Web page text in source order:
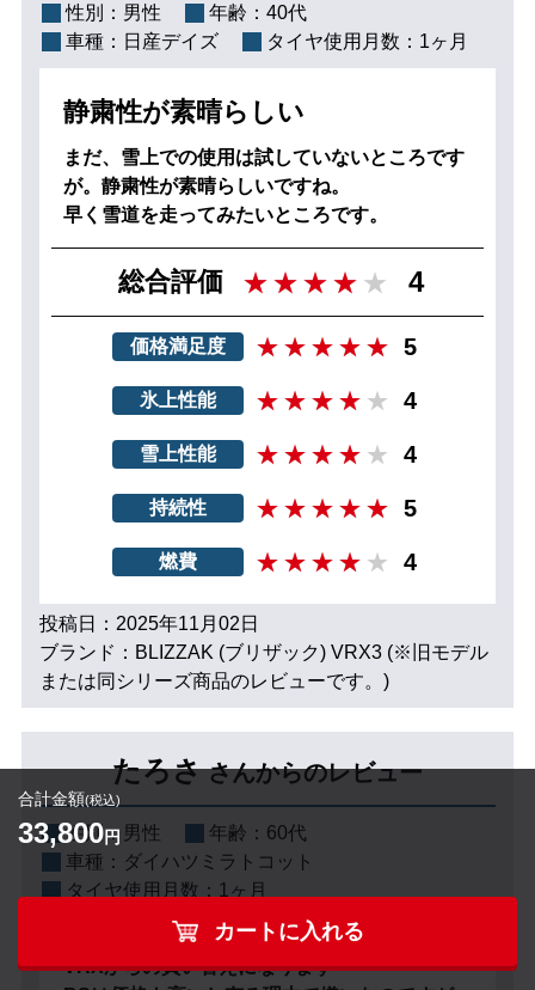
合計金額(税込)
33,800円
カートに入れる
性別： 男性 年齢： 40代
車種： 日産デイズ タイヤ使用月数： 1ヶ月
静粛性が素晴らしい
まだ、雪上での使用は試していないところです
が。静粛性が素晴らしいですね。
早く雪道を走ってみたいところです。
総合評価 4
価格満足度 5
氷上性能 4
雪上性能 4
持続性 5
燃費 4
投稿日：2025年11月02日
ブランド：BLIZZAK (ブリザック) VRX3 (※旧モデル
または同シリーズ商品のレビューです。)
たろさ さんからのレビュー
性別： 男性 年齢： 60代
車種： ダイハツミラトコット
タイヤ使用月数： 1ヶ月
VRXからの買い替えになります